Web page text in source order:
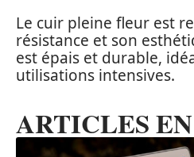
Le cuir pleine fleur est
résistance et son
est épais et durable,
utilisations intensives.
ARTICLES